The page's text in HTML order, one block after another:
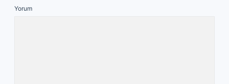
Yorum